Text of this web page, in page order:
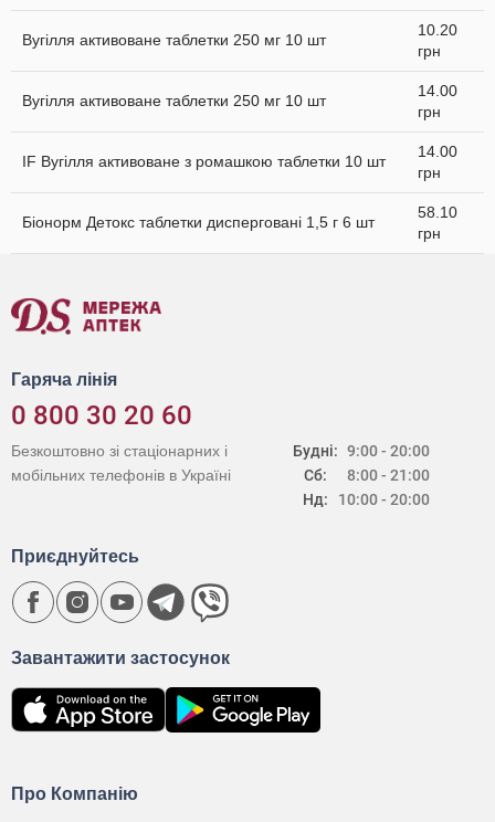
Вугілля активоване таблетки 250 мг 10 шт
10.20
грн
Вугілля активоване таблетки 250 мг 10 шт
14.00
грн
IF Вугілля активоване з ромашкою таблетки 10 шт
14.00
грн
Біонорм Детокс таблетки дисперговані 1,5 г 6 шт
58.10
грн
Гаряча лінія
0 800 30 20 60
Будні:
Сб:
Нд:
9:00 - 20:00
8:00 - 21:00
10:00 - 20:00
Безкоштовно зі стаціонарних і
мобільних телефонів в Україні
Про Компанію
Завантажити застосунок
Приєднуйтесь